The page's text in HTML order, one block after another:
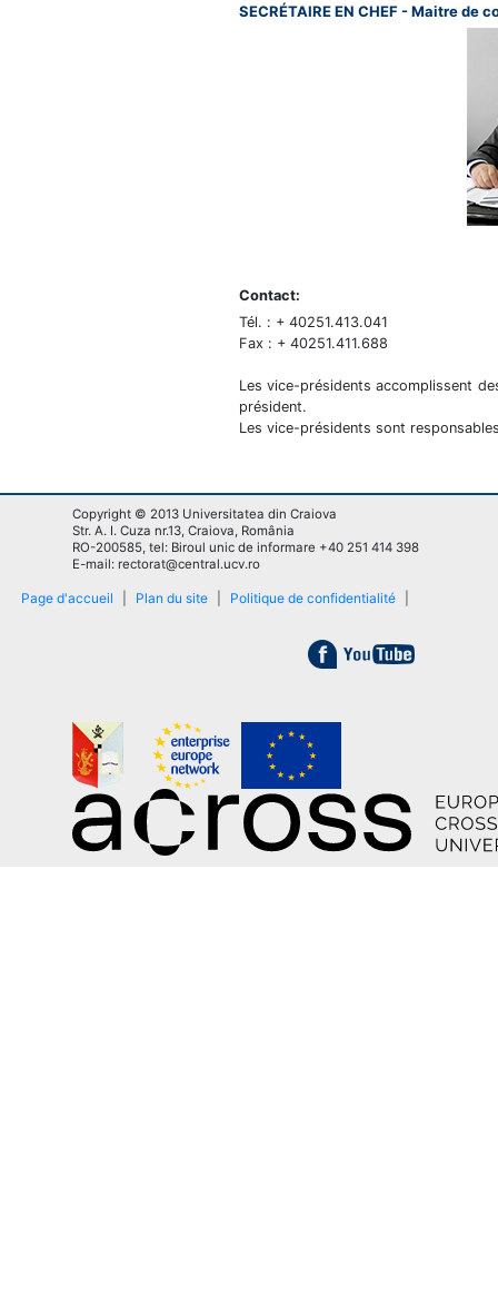
SECRÉTAIRE EN CHEF -Maitre de
Contact:
Tél. : + 40251.413.041
Fax : + 40251.411.688
Les vice-présidents accomplissent
président.
Les vice-présidents sont
Copyright © 2013 Universitatea din Craiova
Str. A. I. Cuza nr.13, Craiova, România
RO-200585, tel: Biroul unic de informare +40 251 414 398
E-mail: rectorat@central.ucv.ro
Page d'accueil Plan du site Politique de confidentialité